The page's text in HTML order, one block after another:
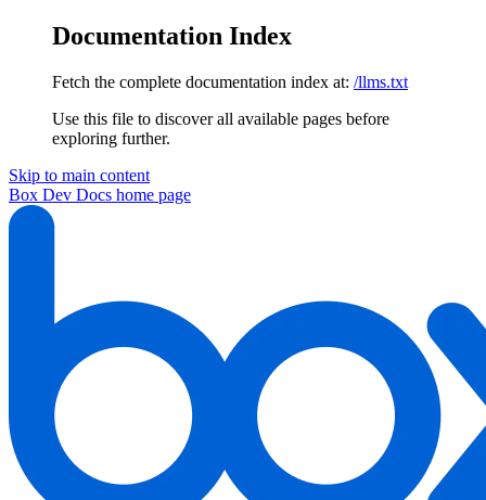
Documentation Index
Fetch the complete documentation index at: /llms.txt
Use this file to discover all available pages before
exploring further.
Skip to main content
Box Dev Docs home page